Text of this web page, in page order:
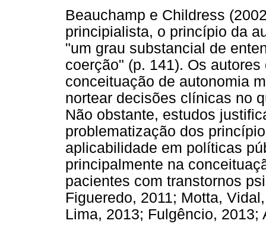
Beauchamp e Childress
principialista, o princípio da
"um grau substancial de
coerção" (p. 141). Os
conceituação de autonomia
nortear decisões clínicas no
Não obstante, estudos
problematização dos
aplicabilidade em políticas
principalmente na
pacientes com transtornos
Figueredo, 2011; Motta,
Lima, 2013; Fulgêncio, 2013;